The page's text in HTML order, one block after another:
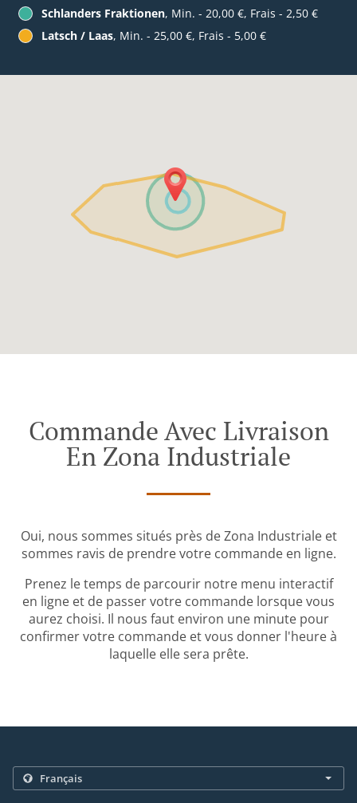
Schlanders Fraktionen, Min. - 20,00 €, Frais - 2,50 €
Latsch / Laas, Min. - 25,00 €, Frais - 5,00 €
Commande Avec Livraison
En Zona Industriale
Oui, nous sommes situés près de Zona Industriale et
sommes ravis de prendre votre commande en ligne.
Prenez le temps de parcourir notre menu interactif
en ligne et de passer votre commande lorsque vous
aurez choisi. Il nous faut environ une minute pour
confirmer votre commande et vous donner l'heure à
laquelle elle sera prête.